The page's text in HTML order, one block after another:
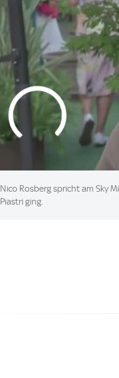
Nico Rosberg spricht am Sky
Piastri ging.